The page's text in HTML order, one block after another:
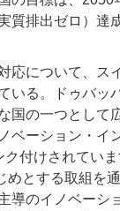
質排出ゼロ）達
応について、ス
いる。ドゥバッ
国の一つとして
ベーション・イ
付けされてい
めとする取組を
導のイノベーシ